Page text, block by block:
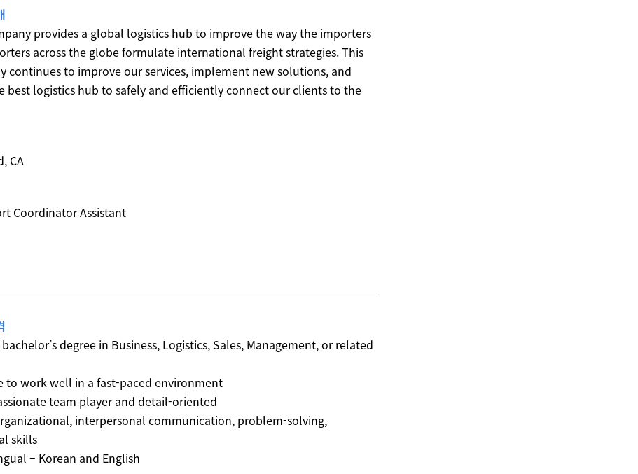
provides a global logistics hub to improve the way the importers
across the globe formulate international freight strategies. This
continues to improve our services, implement new solutions, and
best logistics hub to safely and efficiently connect our clients to the
CA
Coordinator Assistant
bachelor’s degree in Business, Logistics, Sales, Management, or related
to work well in a fast-paced environment
team player and detail-oriented
interpersonal communication, problem-solving,
skills
– Korean and English